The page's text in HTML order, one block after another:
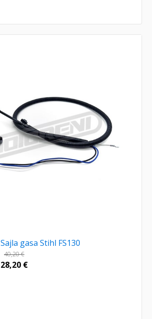
Sajla gasa Stihl FS130
40,20€
28,20 €